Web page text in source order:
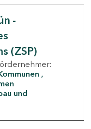
-
(ZSP)
und